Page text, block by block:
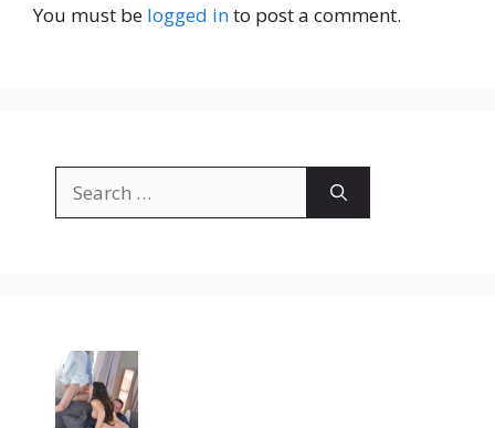
র
You must be logged into post a comment.
for: